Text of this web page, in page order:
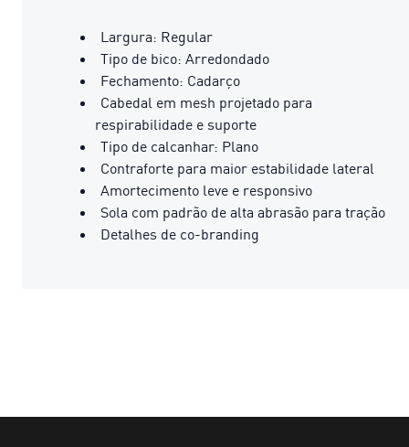
Largura: Regular
Tipo de bico: Arredondado
Fechamento: Cadarço
Cabedal em mesh projetado para
respirabilidade e suporte
Tipo de calcanhar: Plano
Contraforte para maior estabilidade lateral
Amortecimento leve e responsivo
Sola com padrão de alta abrasão para tração
Detalhes de co-branding